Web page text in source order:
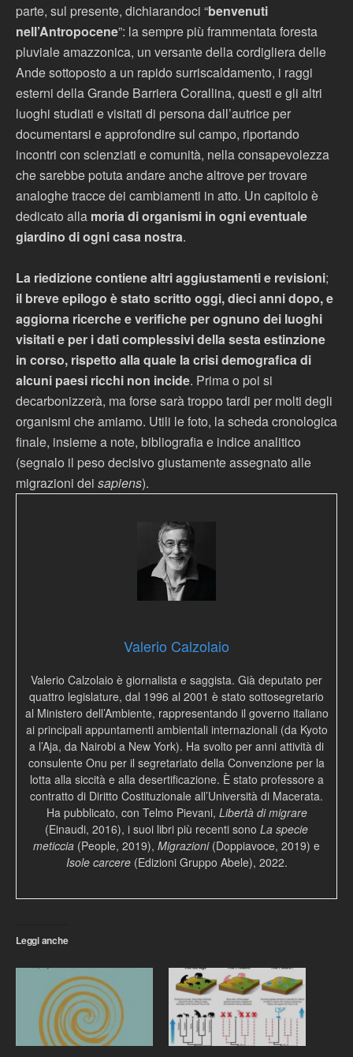
parte, sul presente, dichiarandoci “benvenuti
nell’Antropocene”: la sempre più frammentata foresta
pluviale amazzonica, un versante della cordigliera delle
Ande sottoposto a un rapido surriscaldamento, i raggi
esterni della Grande Barriera Corallina, questi e gli altri
luoghi studiati e visitati di persona dall’autrice per
documentarsi e approfondire sul campo, riportando
incontri con scienziati e comunità, nella consapevolezza
che sarebbe potuta andare anche altrove per trovare
analoghe tracce dei cambiamenti in atto. Un capitolo è
dedicato alla moria di organismi in ogni eventuale
giardino di ogni casa nostra.
La riedizione contiene altri aggiustamenti e revisioni;
il breve epilogo è stato scritto oggi, dieci anni dopo, e
aggiorna ricerche e verifiche per ognuno dei luoghi
visitati e per i dati complessivi della sesta estinzione
in corso, rispetto alla quale la crisi demografica di
alcuni paesi ricchi non incide. Prima o poi si
decarbonizzerà, ma forse sarà troppo tardi per molti degli
organismi che amiamo. Utili le foto, la scheda cronologica
finale, insieme a note, bibliografia e indice analitico
(segnalo il peso decisivo giustamente assegnato alle
migrazioni dei sapiens).
Valerio Calzolaio
Valerio Calzolaio è giornalista e saggista. Già deputato per
quattro legislature, dal 1996 al 2001 è stato sottosegretario
al Ministero dell’Ambiente, rappresentando il governo italiano
ai principali appuntamenti ambientali internazionali (da Kyoto
a l’Aja, da Nairobi a New York). Ha svolto per anni attività di
consulente Onu per il segretariato della Convenzione per la
lotta alla siccità e alla desertificazione. È stato professore a
contratto di Diritto Costituzionale all’Università di Macerata.
Ha pubblicato, con Telmo Pievani, Libertà di migrare
(Einaudi, 2016), i suoi libri più recenti sono La specie
meticcia (People, 2019), Migrazioni(Doppiavoce, 2019) e
Isole carcere (Edizioni Gruppo Abele), 2022.
Leggi anche